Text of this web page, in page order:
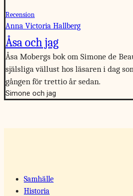
Recension
Anna Victoria Hallberg
Åsa och jag
Åsa Mobergs bok om Simone de
själsliga vällust hos läsaren i dag
gången för trettio år sedan.
Simone och jag
Samhälle
Historia